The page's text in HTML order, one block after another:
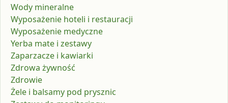
Wody mineralne
Wyposażenie hoteli i restauracji
Wyposażenie medyczne
Yerba mate i zestawy
Zaparzacze i kawiarki
Zdrowa żywność
Zdrowie
Żele i balsamy pod prysznic